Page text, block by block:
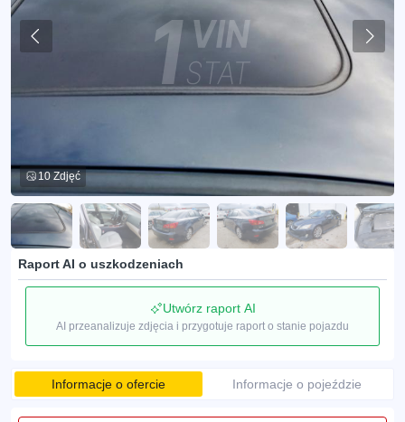
10 Zdjęć
Raport AI o uszkodzeniach
Utwórz raport AI
AI przeanalizuje zdjęcia i przygotuje raport o stanie pojazdu
Informacje o ofercie Informacje o pojeździe